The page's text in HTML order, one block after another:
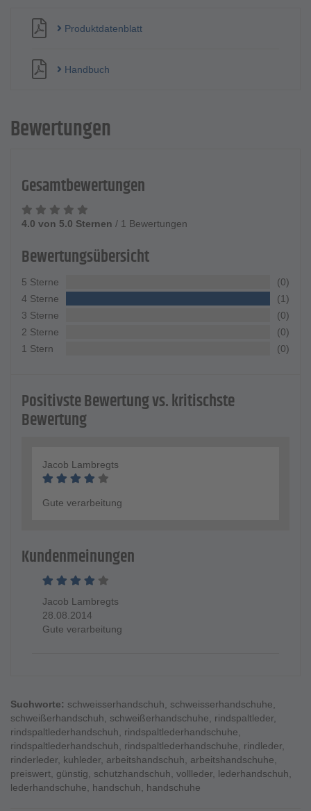
Produktdatenblatt
Handbuch
Bewertungen
Gesamtbewertungen
4.0 von 5.0 Sternen / 1 Bewertungen
Bewertungsübersicht
5 Sterne
(0)
4 Sterne
(1)
3 Sterne
(0)
2 Sterne
(0)
1 Stern
(0)
Positivste Bewertung vs. kritischste
Bewertung
Jacob Lambregts
Gute verarbeitung
Kundenmeinungen
Jacob Lambregts
28.08.2014
Gute verarbeitung
Suchworte: schweisserhandschuh, schweisserhandschuhe,
schweißerhandschuh, schweißerhandschuhe, rindspaltleder,
rindspaltlederhandschuh, rindspaltlederhandschuhe,
rindspaltlederhandschuh, rindspaltlederhandschuhe, rindleder,
rinderleder, kuhleder, arbeitshandschuh, arbeitshandschuhe,
preiswert, günstig, schutzhandschuh, vollleder, lederhandschuh,
lederhandschuhe, handschuh, handschuhe